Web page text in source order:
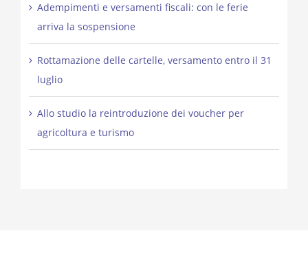
Adempimenti e versamenti fiscali: con le ferie
arriva la sospensione
Rottamazione delle cartelle, versamento entro il 31
luglio
Allo studio la reintroduzione dei voucher per
agricoltura e turismo